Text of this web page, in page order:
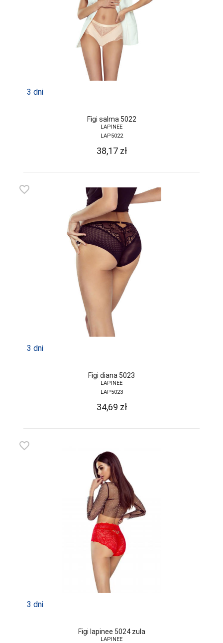
3 dni
Figi salma 5022
LAPINEE
LAP5022
38,17 zł
favorite_border
3 dni
Figi diana 5023
LAPINEE
LAP5023
34,69 zł
favorite_border
3 dni
Figi lapinee 5024 zula
LAPINEE